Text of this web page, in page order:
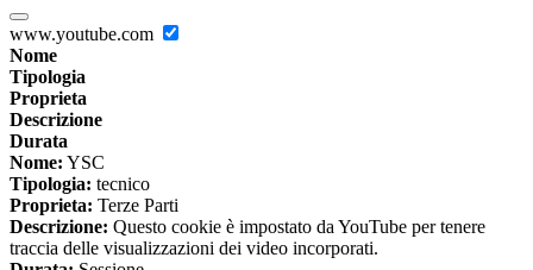
www.youtube.com
Nome
Tipologia
Proprieta
Descrizione
Durata
Nome: YSC
Tipologia: tecnico
Proprieta: Terze Parti
Descrizione: Questo cookie è impostato da YouTube per tenere
traccia delle visualizzazioni dei video incorporati.